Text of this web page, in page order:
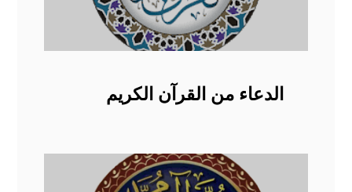
الدعاء من القرآن الكريم